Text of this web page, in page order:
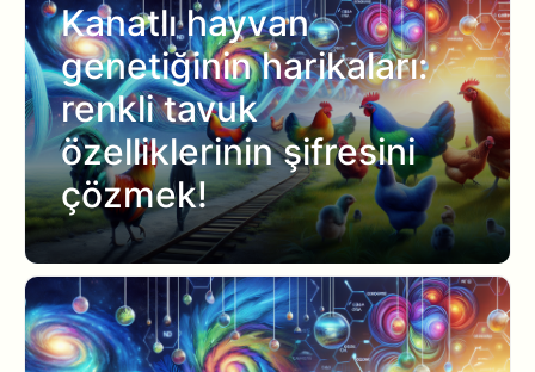
Kanatlı hayvan
genetiğinin harikaları:
renkli tavuk
özelliklerinin şifresini
çözmek!